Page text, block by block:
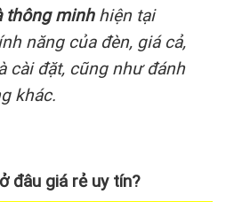
thông minhhiện tại
năng của đèn, giá cả,
cài đặt, cũng như đánh
khác.
đâu giá rẻ uy tín?